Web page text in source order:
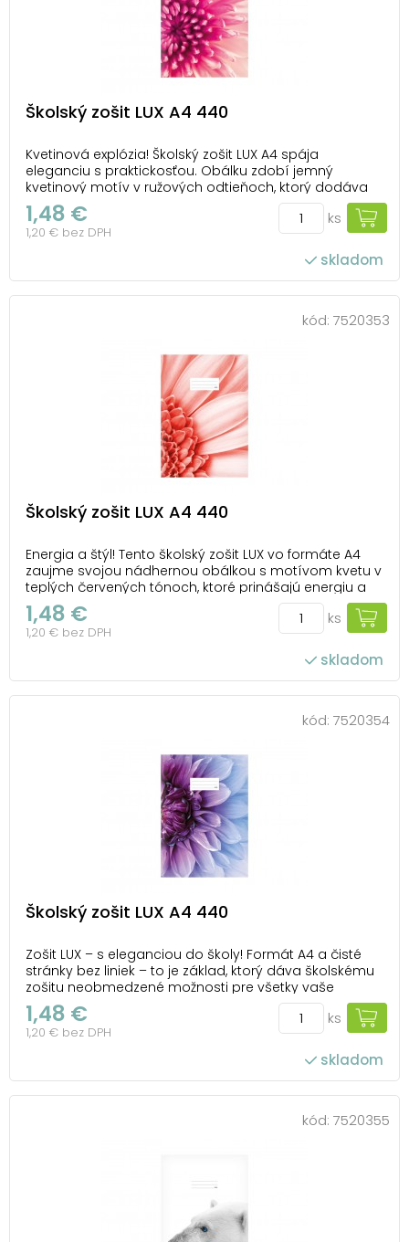
Školský zošit LUX A4 440
Kvetinová explózia! Školský zošit LUX A4 spája
eleganciu s praktickosťou. Obálku zdobí jemný
kvetinový motív v ružových odtieňoch, ktorý dodáva
svieži a harmonický vzhľad. Čisté stránky bez liniek
poskytujú maximálnu voľnosť na kreslenie, rysovanie
alebo tvorbu diagramov. Matné lamino chrán...
1,48 €
1,20 € bez DPH
ks
skladom
kód: 7520353
Školský zošit LUX A4 440
Energia a štýl! Tento školský zošit LUX vo formáte A4
zaujme svojou nádhernou obálkou s motívom kvetu v
teplých červených tónoch, ktoré prinášajú energiu a
štýl. Čisté stránky bez liniek ponúkajú voľnosť pre
rysovanie, tvorbu schém alebo kreatívne poznámky.
Matné lamino zaisťuje príjemný po...
1,48 €
1,20 € bez DPH
ks
skladom
kód: 7520354
Školský zošit LUX A4 440
Zošit LUX – s eleganciou do školy! Formát A4 a čisté
stránky bez liniek – to je základ, ktorý dáva školskému
zošitu neobmedzené možnosti pre všetky vaše
rysovacie a kresliarske nápady! Či už tvoríte technické
skvosty alebo krásne diagramy, tento zošit je vašim
ideálnym parťákom. Obálka s kú...
1,48 €
1,20 € bez DPH
ks
skladom
kód: 7520355